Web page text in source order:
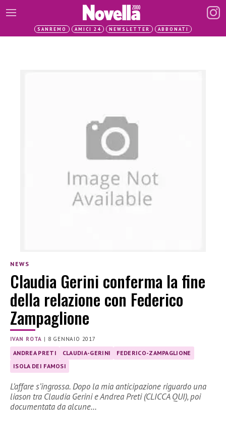
SANREMO AMICI 24 NEWSLETTER ABBONATI
NEWS
Claudia Gerini conferma la fine
della relazione con Federico
Zampaglione
IVAN ROTA | 8 GENNAIO 2017
ANDREA PRETI CLAUDIA-GERINI
FEDERICO-ZAMPAGLIONE
ISOLA DEI FAMOSI
L’affare s’ingrossa. Dopo la mia anticipazione riguardo una
liason tra Claudia Gerini e Andrea Preti (CLICCA QUI), poi
documentata da alcune…